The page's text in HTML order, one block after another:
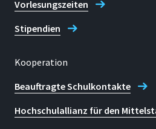
Vorlesungszeiten
Stipendien
Kooperation
Beauftragte Schulkontakte
Hochschulallianz für den